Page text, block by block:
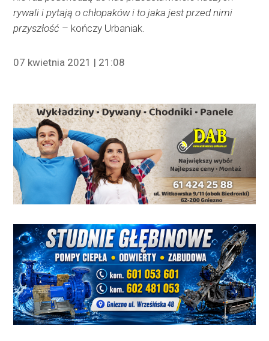
rywali i pytają o chłopaków i to jaka jest przed nimi
przyszłość – kończy Urbaniak.
07 kwietnia 2021 | 21:08